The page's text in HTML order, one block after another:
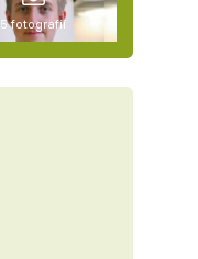
5 fotografií